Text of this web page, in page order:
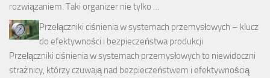
rozwiązaniem. Taki organizer nie tylko …
Przełączniki ciśnienia w systemach przemysłowych – klucz
do efektywności i bezpieczeństwa produkcji
Przełączniki ciśnienia w systemach przemysłowych to niewidoczni
strażnicy, którzy czuwają nad bezpieczeństwem i efektywnością